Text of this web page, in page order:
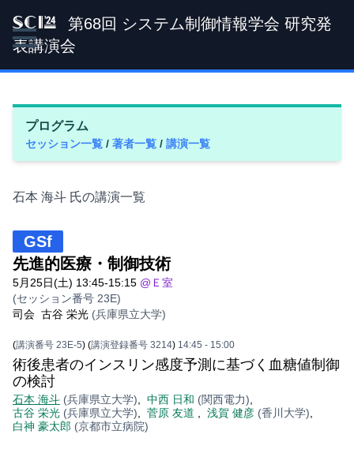
SCI '24
第68回 システム制御情報学会 研究発
表講演会
プログラム
セッション一覧 / 著者一覧 / 講演一覧
石本 海斗 氏の講演一覧
GSf
先進的医療・制御技術
5月25日(土) 13:45-15:15 @Ｅ室
(セッション番号 23E)
司会 古谷 栄光 (兵庫県立大学)
(講演番号 23E-5) (講演登録番号 3214) 14:45 - 15:00
術後患者のインスリン感度予測に基づく血糖値制御
の検討
石本 海斗 (兵庫県立大学) 中西 日和 (関西電力)
古谷 栄光 (兵庫県立大学) 菅原 友道 浅賀 健彦 (香川大学)
白神 豪太郎 (京都市立病院)